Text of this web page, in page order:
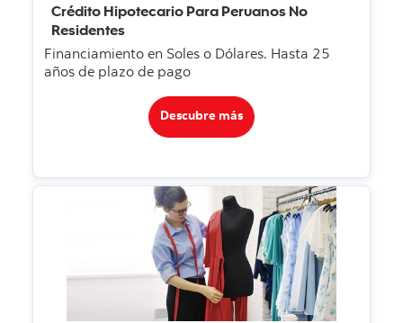
Crédito Hipotecario Para Peruanos No
Residentes
Financiamiento en Soles o Dólares. Hasta 25
años de plazo de pago
Descubre más